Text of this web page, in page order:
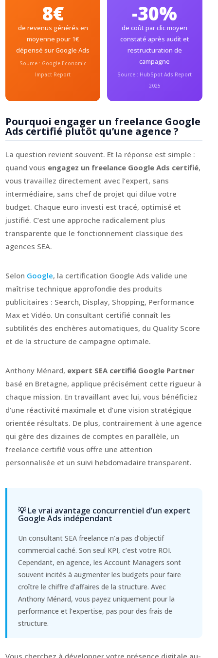
8€
de revenus générés en
moyenne pour 1€
dépensé sur Google Ads
Source : Google Economic
Impact Report
-30%
de coût par clic moyen
constaté après audit et
restructuration de
campagne
Source : HubSpot Ads Report
2025
Pourquoi engager un freelance Google
Ads certifié plutôt qu’une agence ?
La question revient souvent. Et la réponse est simple :
quand vous engagez un freelance Google Ads certifié,
vous travaillez directement avec l’expert, sans
intermédiaire, sans chef de projet qui dilue votre
budget. Chaque euro investi est tracé, optimisé et
justifié. C’est une approche radicalement plus
transparente que le fonctionnement classique des
agences SEA.
Selon Google, la certification Google Ads valide une
maîtrise technique approfondie des produits
publicitaires : Search, Display, Shopping, Performance
Max et Vidéo. Un consultant certifié connaît les
subtilités des enchères automatiques, du Quality Score
et de la structure de campagne optimale.
Anthony Ménard, expert SEA certifié Google Partner
basé en Bretagne, applique précisément cette rigueur à
chaque mission. En travaillant avec lui, vous bénéficiez
d’une réactivité maximale et d’une vision stratégique
orientée résultats. De plus, contrairement à une agence
qui gère des dizaines de comptes en parallèle, un
freelance certifié vous offre une attention
personnalisée et un suivi hebdomadaire transparent.
💡 Le vrai avantage concurrentiel d’un expert
Google Ads indépendant
Un consultant SEA freelance n’a pas d’objectif
commercial caché. Son seul KPI, c’est votre ROI.
Cependant, en agence, les Account Managers sont
souvent incités à augmenter les budgets pour faire
croître le chiffre d’affaires de la structure. Avec
Anthony Ménard, vous payez uniquement pour la
performance et l’expertise, pas pour des frais de
structure.
Vous cherchez à développer votre présence digitale au-